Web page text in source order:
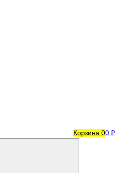
Корзина 00 ₽